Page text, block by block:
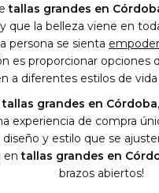
tallas grandes en
que la belleza viene en
persona se sienta
es proporcionar opciones
a diferentes estilos de
tallas grandes en Córdoba
experiencia de compra
diseño y estilo que se
entallas grandes en
brazos abiertos!